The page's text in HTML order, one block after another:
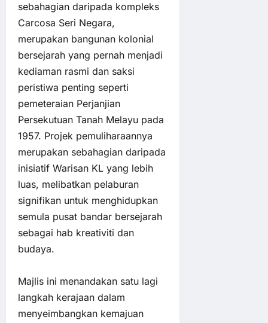
sebahagian daripada kompleks
Carcosa Seri Negara,
merupakan bangunan kolonial
bersejarah yang pernah menjadi
kediaman rasmi dan saksi
peristiwa penting seperti
pemeteraian Perjanjian
Persekutuan Tanah Melayu pada
1957. Projek pemuliharaannya
merupakan sebahagian daripada
inisiatif Warisan KL yang lebih
luas, melibatkan pelaburan
signifikan untuk menghidupkan
semula pusat bandar bersejarah
sebagai hab kreativiti dan
budaya.
Majlis ini menandakan satu lagi
langkah kerajaan dalam
menyeimbangkan kemajuan